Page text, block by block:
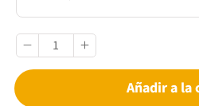
Añadir a la